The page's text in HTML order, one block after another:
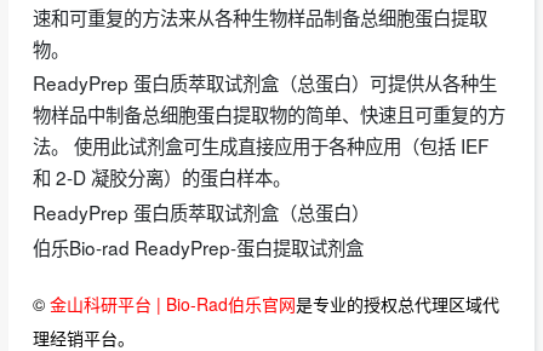
速和可重复的方法来从各种生物样品制备总细胞蛋白提取
物。
ReadyPrep 蛋白质萃取试剂盒（总蛋白）可提供从各种生
物样品中制备总细胞蛋白提取物的简单、快速且可重复的方
法。 使用此试剂盒可生成直接应用于各种应用（包括 IEF
和 2-D 凝胶分离）的蛋白样本。
ReadyPrep 蛋白质萃取试剂盒（总蛋白）
伯乐Bio-rad ReadyPrep-蛋白提取试剂盒
© 金山科研平台 | Bio-Rad伯乐官网是专业的授权总代理区域代
理经销平台。